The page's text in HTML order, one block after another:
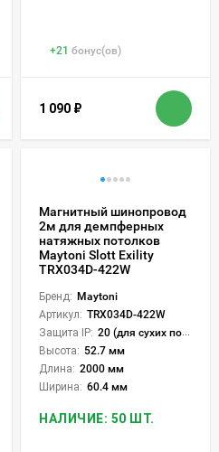
+21 бонус(ов)
1 090 ₽
Магнитный шинопровод
2м для демпферных
натяжных потолков
Maytoni Slott Exility
TRX034D-422W
Бренд: Maytoni
Артикул: TRX034D-422W
Защита IP: 20 (для сухих пом.)
Высота: 52.7 мм
Длина: 2000 мм
Ширина: 60.4 мм
НАЛИЧИЕ: 50 ШТ.